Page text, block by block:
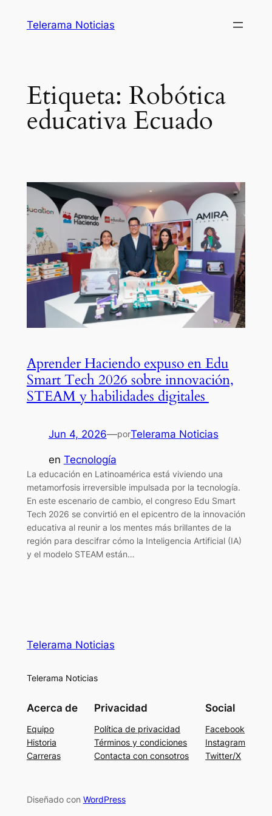
Telerama Noticias
Etiqueta: Robótica
educativa Ecuado
Aprender Haciendo expuso en Edu
Smart Tech 2026 sobre innovación,
STEAM y habilidades digitales
Jun 4, 2026—porTelerama Noticias
en Tecnología
La educación en Latinoamérica está viviendo una
metamorfosis irreversible impulsada por la tecnología.
En este escenario de cambio, el congreso Edu Smart
Tech 2026 se convirtió en el epicentro de la innovación
educativa al reunir a los mentes más brillantes de la
región para descifrar cómo la Inteligencia Artificial (IA)
y el modelo STEAM están…
Telerama Noticias
Telerama Noticias
Acerca de
Equipo
Historia
Carreras
Privacidad
Política de privacidad
Términos y condiciones
Contacta con consotros
Social
Facebook
Instagram
Twitter/X
Diseñado con WordPress